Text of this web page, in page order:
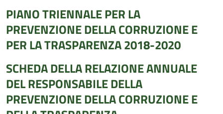
PIANO TRIENNALE PER LA
PREVENZIONE DELLA CORRUZIONE E
PER LA TRASPARENZA 2018-2020
SCHEDA DELLA RELAZIONE ANNUALE
DEL RESPONSABILE DELLA
PREVENZIONE DELLA CORRUZIONE E